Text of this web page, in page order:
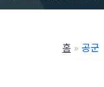
홈 공군